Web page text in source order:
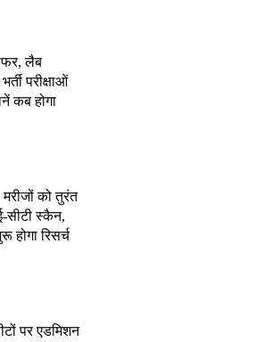
लैब
परीक्षाओं
कब होगा
को तुरंत
सीटी स्कैन,
रिसर्च
पर एडमिशन